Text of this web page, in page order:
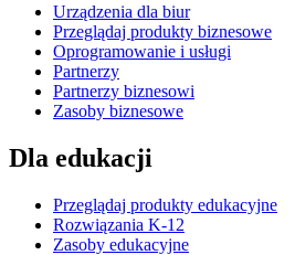
Urządzenia dla biur
Przeglądaj produkty biznesowe
Oprogramowanie i usługi
Partnerzy
Partnerzy biznesowi
Zasoby biznesowe
Dla edukacji
Przeglądaj produkty edukacyjne
Rozwiązania K-12
Zasoby edukacyjne